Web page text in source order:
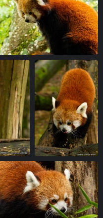
IMG 7103-1
vue 5063 fois
IMG 7117-1
vue 4903 fois